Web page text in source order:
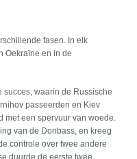
fasen. In elk
Oekraïne en in de
succes, waarin de Russische
passeerden en Kiev
met een spervuur van woede.
van de Donbass, en kreeg
controle over twee andere
duurde de eerste twee